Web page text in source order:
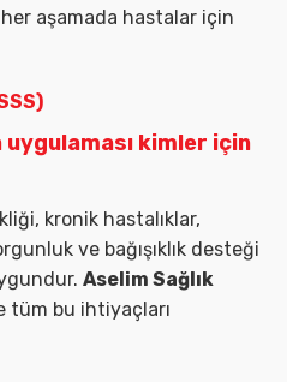
aşamada hastalar için
kimler için
kronik hastalıklar,
ve bağışıklık desteği
Aselim Sağlık
tüm bu ihtiyaçları